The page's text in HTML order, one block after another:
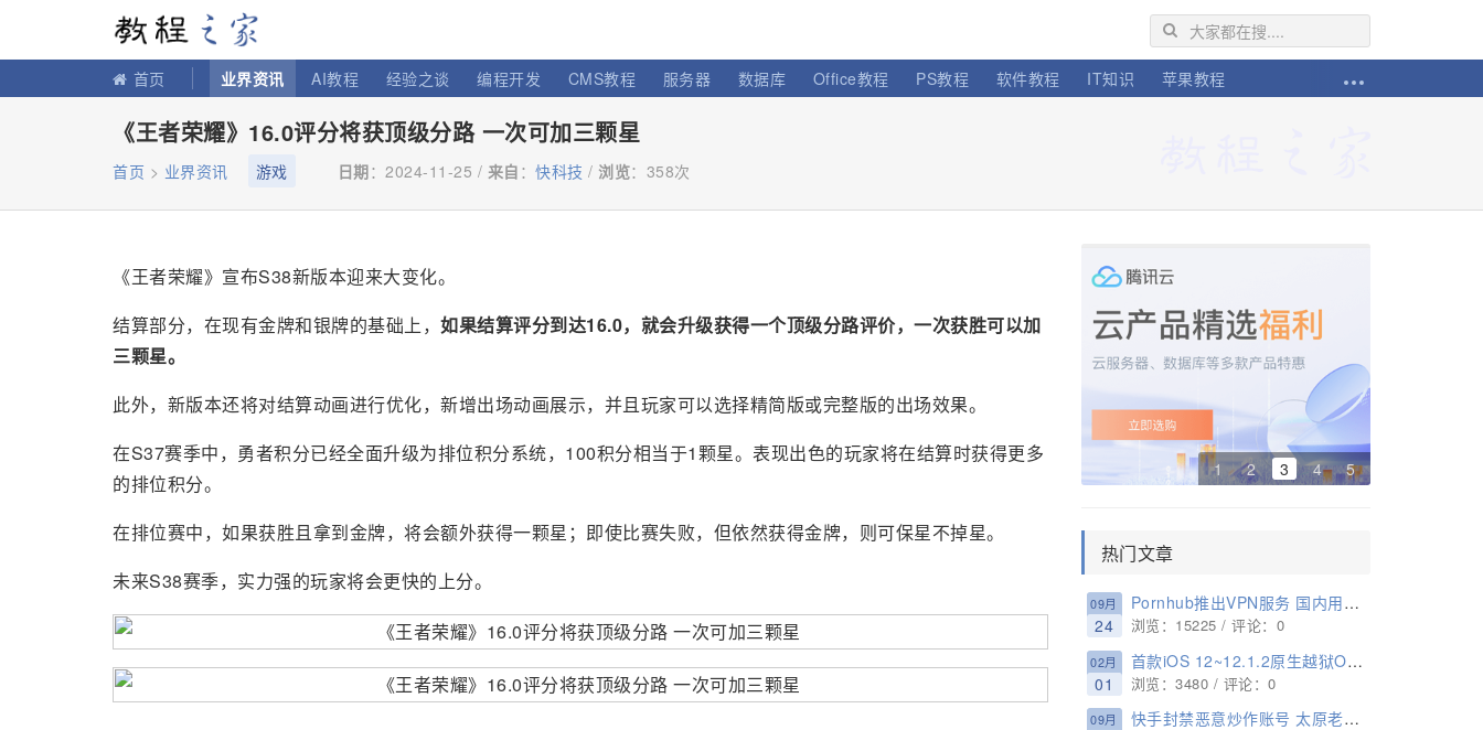
首页 业界资讯 AI教程 经验之谈 编程开发 CMS教程 服务器 数据库 Office教程 PS教程 软件教程 IT知识 苹果教程
《王者荣耀》16.0评分将获顶级分路 一次可加三颗星
首页 > 业界资讯 游戏 日期：2024-11-25 / 来自 ： 快科技 / 浏览： 358次
《王者荣耀》宣布S38新版本迎来大变化。
结算部分，在现有金牌和银牌的基础上， 如果结算评分到达16.0，就会升级获得一个顶级分路评价，一次获胜可以加
三颗星。
此外，新版本还将对结算动画进行优化，新增出场动画展示，并且玩家可以选择精简版或完整版的出场效果。
在S37赛季中，勇者积分已经全面升级为排位积分系统，100积分相当于1颗星。表现出色的玩家将在结算时获得更多
的排位积分。
在排位赛中，如果获胜且拿到金牌，将会额外获得一颗星；即使比赛失败，但依然获得金牌，则可保星不掉星。
未来S38赛季，实力强的玩家将会更快的上分。
1 2 3 4 5
热门文章
09月
24
Pornhub推出VPN服务 国内用户无缘体验！
浏览：15225 / 评论：0
02月
01
首款iOS 12~12.1.2原生越狱OsirisJailbreak12 释出 仅限开发者使用
浏览：3480 / 评论：0
09月 快手封禁恶意炒作账号 太原老葛、张大凡等在列